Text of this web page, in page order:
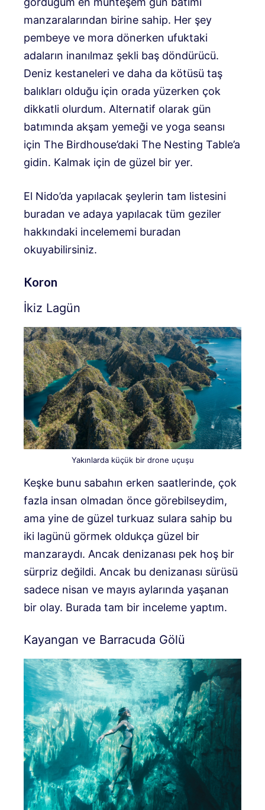
manzaralarından birine sahip. Her şey
pembeye ve mora dönerken ufuktaki
adaların inanılmaz şekli baş döndürücü.
Deniz kestaneleri ve daha da kötüsü taş
balıkları olduğu için orada yüzerken çok
dikkatli olurdum. Alternatif olarak gün
batımında akşam yemeği ve yoga seansı
için The Birdhouse’daki The Nesting Table’a
gidin. Kalmak için de güzel bir yer.
El Nido’da yapılacak şeylerin tam listesini
buradan ve adaya yapılacak tüm geziler
hakkındaki incelememi buradan
okuyabilirsiniz.
Koron
İkiz Lagün
Yakınlarda küçük bir drone uçuşu
Keşke bunu sabahın erken saatlerinde, çok
fazla insan olmadan önce görebilseydim,
ama yine de güzel turkuaz sulara sahip bu
iki lagünü görmek oldukça güzel bir
manzaraydı. Ancak denizanası pek hoş bir
sürpriz değildi. Ancak bu denizanası sürüsü
sadece nisan ve mayıs aylarında yaşanan
bir olay. Burada tam bir inceleme yaptım.
Kayangan ve Barracuda Gölü